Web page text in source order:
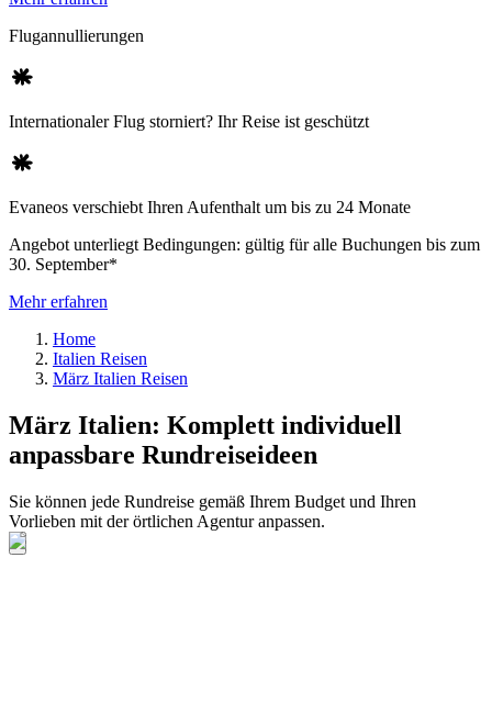
Flugannullierungen
Internationaler Flug storniert? Ihr Reise ist geschützt
Evaneos verschiebt Ihren Aufenthalt um bis zu 24 Monate
Angebot unterliegt Bedingungen: gültig für alle Buchungen bis zum
30. September*
Mehr erfahren
Home
Italien Reisen
März Italien Reisen
März Italien: Komplett individuell
anpassbare Rundreiseideen
Sie können jede Rundreise gemäß Ihrem Budget und Ihren
Vorlieben mit der örtlichen Agentur anpassen.